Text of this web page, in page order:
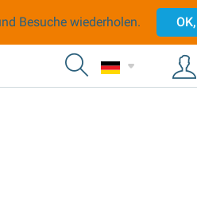
Besuche wiederholen.